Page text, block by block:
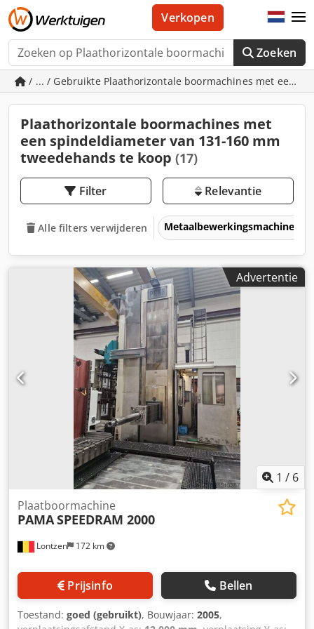
Zoeken
Verkopen
/ ... / Gebruikte Plaathorizontale boormachines met een
Plaathorizontale boormachines met
een spindeldiameter van 131-160 mm
tweedehands te koop (17)
Filter Relevantie
Alle filters verwijderen Metaalbewerkingsmachines
Advertentie
1 / 6
Lontzen 172 km
Plaatboormachine
PAMASPEEDRAM 2000
Prijsinfo Bellen
Toestand: goed (gebruikt), Bouwjaar: 2005,